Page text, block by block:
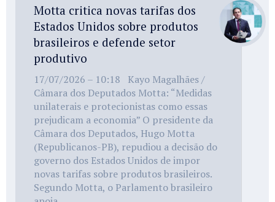
Motta critica novas tarifas dos
Estados Unidos sobre produtos
brasileiros e defende setor
produtivo
17/07/2026 – 10:18 Kayo Magalhães /
Câmara dos Deputados Motta: “Medidas
unilaterais e protecionistas como essas
prejudicam a economia” O presidente da
Câmara dos Deputados, Hugo Motta
(Republicanos-PB), repudiou a decisão do
governo dos Estados Unidos de impor
novas tarifas sobre produtos brasileiros.
Segundo Motta, o Parlamento brasileiro